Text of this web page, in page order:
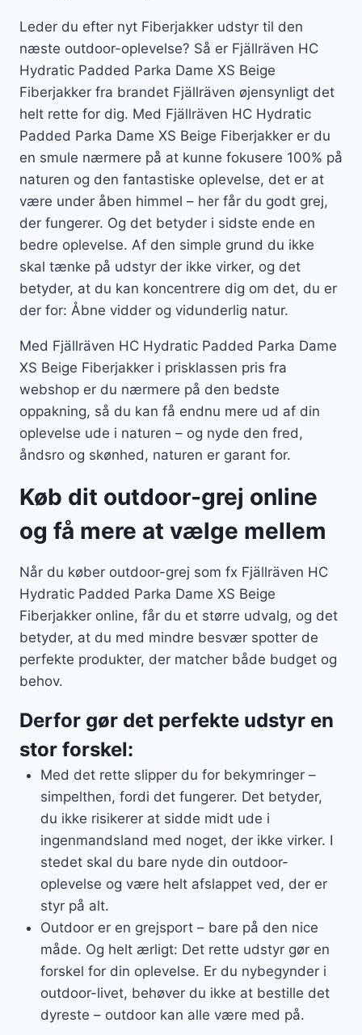
Leder du efter nyt Fiberjakker udstyr til den
næste outdoor-oplevelse? Så er Fjällräven HC
Hydratic Padded Parka Dame XS Beige
Fiberjakker fra brandet Fjällräven øjensynligt det
helt rette for dig. Med Fjällräven HC Hydratic
Padded Parka Dame XS Beige Fiberjakker er du
en smule nærmere på at kunne fokusere 100% på
naturen og den fantastiske oplevelse, det er at
være under åben himmel – her får du godt grej,
der fungerer. Og det betyder i sidste ende en
bedre oplevelse. Af den simple grund du ikke
skal tænke på udstyr der ikke virker, og det
betyder, at du kan koncentrere dig om det, du er
der for: Åbne vidder og vidunderlig natur.
Med Fjällräven HC Hydratic Padded Parka Dame
XS Beige Fiberjakker i prisklassen pris fra
webshop er du nærmere på den bedste
oppakning, så du kan få endnu mere ud af din
oplevelse ude i naturen – og nyde den fred,
åndsro og skønhed, naturen er garant for.
Køb dit outdoor-grej online
og få mere at vælge mellem
Når du køber outdoor-grej som fx Fjällräven HC
Hydratic Padded Parka Dame XS Beige
Fiberjakker online, får du et større udvalg, og det
betyder, at du med mindre besvær spotter de
perfekte produkter, der matcher både budget og
behov.
Derfor gør det perfekte udstyr en
stor forskel:
Med det rette slipper du for bekymringer –
simpelthen, fordi det fungerer. Det betyder,
du ikke risikerer at sidde midt ude i
ingenmandsland med noget, der ikke virker. I
stedet skal du bare nyde din outdoor-
oplevelse og være helt afslappet ved, der er
styr på alt.
Outdoor er en grejsport – bare på den nice
måde. Og helt ærligt: Det rette udstyr gør en
forskel for din oplevelse. Er du nybegynder i
outdoor-livet, behøver du ikke at bestille det
dyreste – outdoor kan alle være med på.